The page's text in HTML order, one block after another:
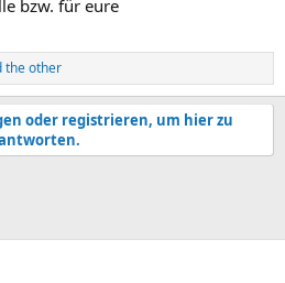
bzw. für eure
the other
oder registrieren, um hier zu